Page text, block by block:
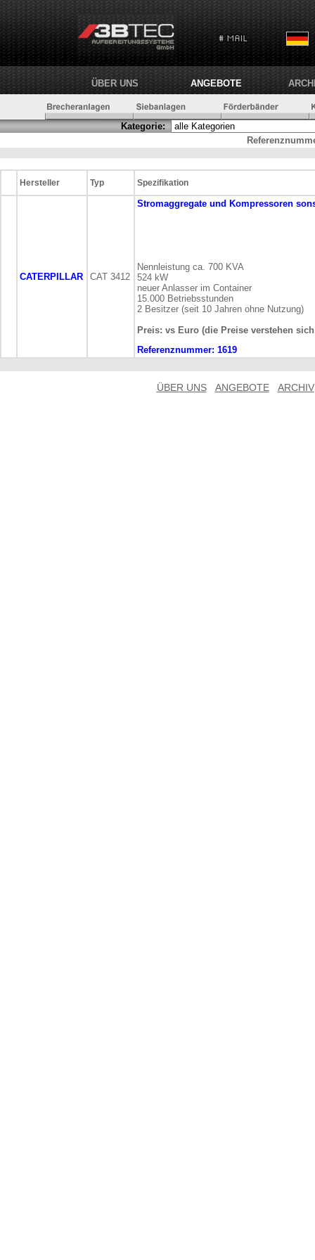
ÜBER UNS ANGEBOTE
Kategorie:
Hersteller Typ Spezifikation
CATERPILLAR CAT 3412
Stromaggregate und Kompressoren
Nennleistung ca. 700 KVA
524 kW
neuer Anlasser im Container
15.000 Betriebsstunden
2 Besitzer (seit 10 Jahren ohne Nutzung)
Preis: vs Euro (die Preise verstehen
Referenznummer: 1619
ÜBER UNS ANGEBOTE ARCHIV